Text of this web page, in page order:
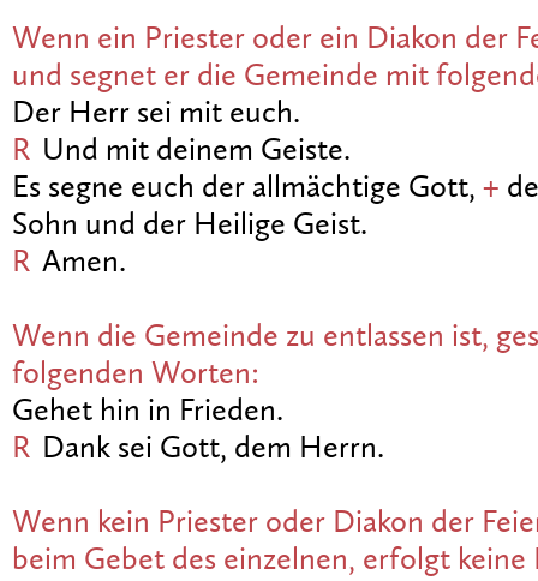
Wenn ein Priester oder ein Diakon der
und segnet er die Gemeinde mit
Der Herr sei mit euch.
R Und mit deinem Geiste.
Es segne euch der allmächtige Gott, +
Sohn und der Heilige Geist.
R Amen.
Wenn die Gemeinde zu entlassen ist,
folgenden Worten:
Gehet hin in Frieden.
R Dank sei Gott, dem Herrn.
Wenn kein Priester oder Diakon der
beim Gebet des einzelnen, erfolgt keine